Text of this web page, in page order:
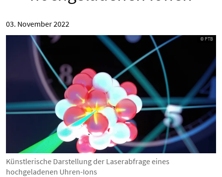
03. November 2022
© PTB
Künstlerische Darstellung der Laserabfrage eines
hochgeladenen Uhren-Ions